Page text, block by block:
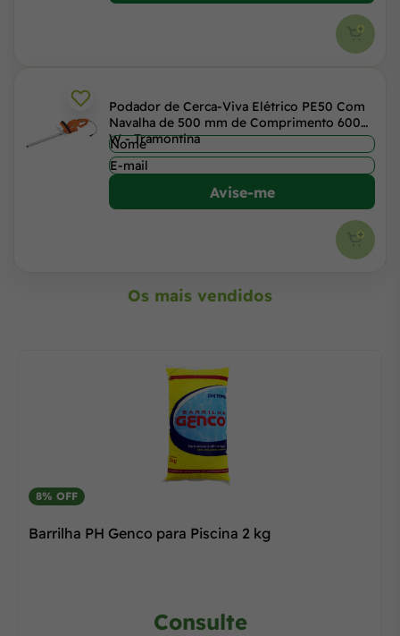
Podador de Cerca-Viva Elétrico PE50 Com
Navalha de 500 mm de Comprimento 600
W - Tramontina
Avise-me
Os mais vendidos
8% OFF
Barrilha PH Genco para Piscina 2 kg
Consulte